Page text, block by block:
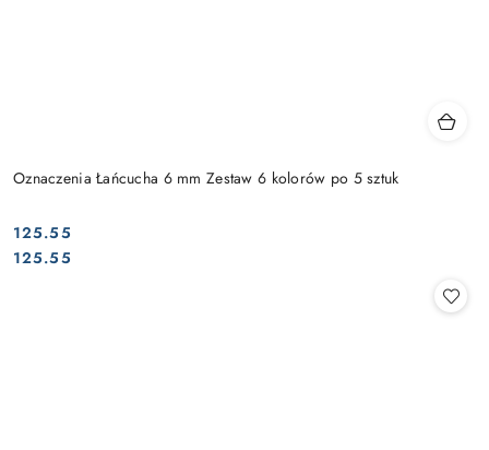
Oznaczenia Łańcucha 6 mm Zestaw 6 kolorów po 5 sztuk
Cena:
125.55
Cena:
125.55